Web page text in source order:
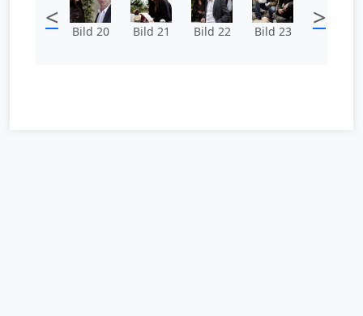
< Bild 20 Bild 21 Bild 22 Bild 23 >